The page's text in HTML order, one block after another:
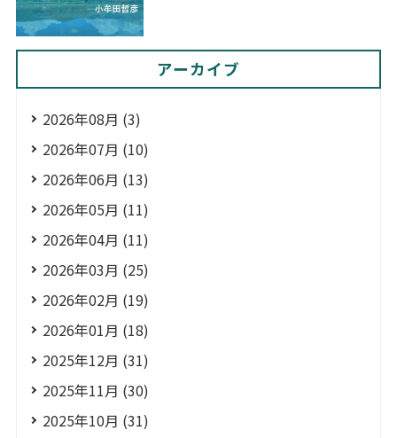
アーカイブ
2026年08月 (3)
2026年07月 (10)
2026年06月 (13)
2026年05月 (11)
2026年04月 (11)
2026年03月 (25)
2026年02月 (19)
2026年01月 (18)
2025年12月 (31)
2025年11月 (30)
2025年10月 (31)